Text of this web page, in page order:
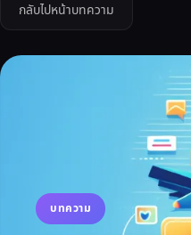
กลับไปหน้าบทความ
บทความ